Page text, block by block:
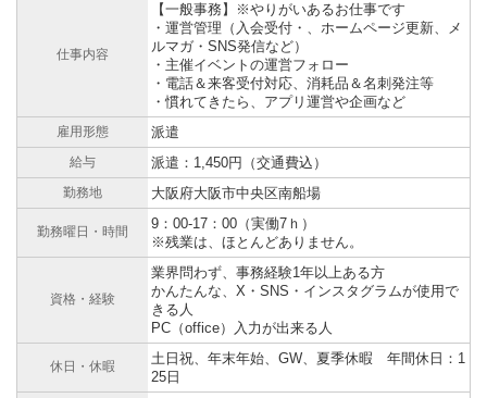
仕事内容
【一般事務】※やりがいあるお仕事です
・運営管理（入会受付・、ホームページ更新、メ
ルマガ・SNS発信など）
・主催イベントの運営フォロー
・電話＆来客受付対応、消耗品＆名刺発注等
・慣れてきたら、アプリ運営や企画など
雇用形態 派遣
給与 派遣：1,450円（交通費込）
勤務地 大阪府大阪市中央区南船場
勤務曜日・時間
9：00-17：00（実働7ｈ）
※残業は、ほとんどありません。
資格・経験
業界問わず、事務経験1年以上ある方
かんたんな、X・SNS・インスタグラムが使用で
きる人
PC（office）入力が出来る人
休日・休暇
土日祝、年末年始、GW、夏季休暇 年間休日：1
25日